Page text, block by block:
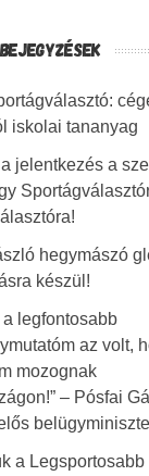
iskolai tananyag
jelentkezés a
hegymászó
készül!
a legfontosabb
az volt,
mozognak
– Pósfai
a Legsportosabb